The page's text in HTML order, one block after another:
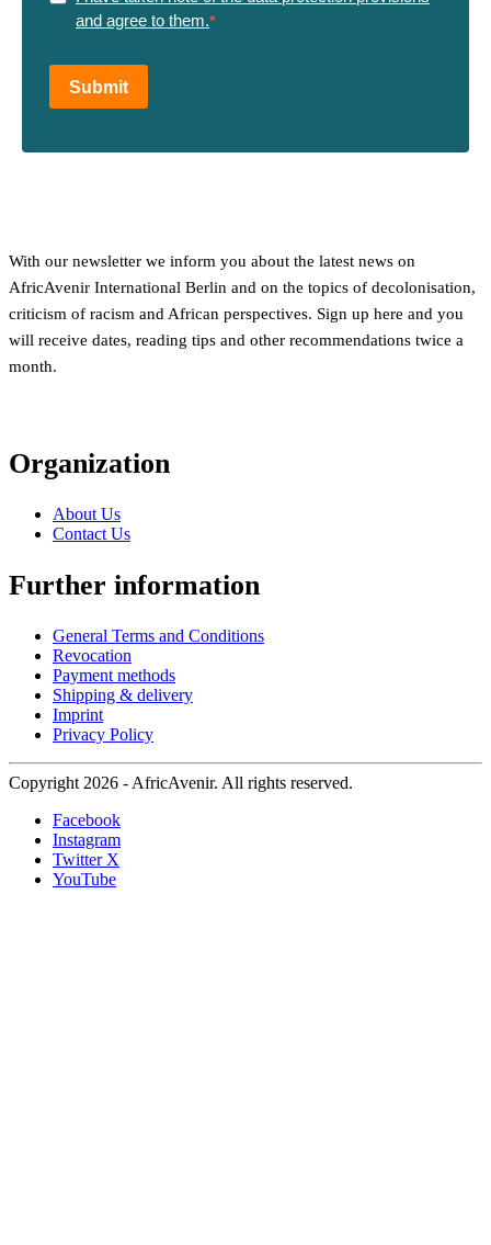
and agree to them.
Submit
With our newsletter we inform you about the latest news on
AfricAvenir International Berlin and on the topics of decolonisation,
criticism of racism and African perspectives. Sign up here and you
will receive dates, reading tips and other recommendations twice a
month.
Organization
About Us
Contact Us
Further information
General Terms and Conditions
Revocation
Payment methods
Shipping & delivery
Imprint
Privacy Policy
Copyright 2026 - AfricAvenir. All rights reserved.
Facebook
Instagram
Twitter X
YouTube